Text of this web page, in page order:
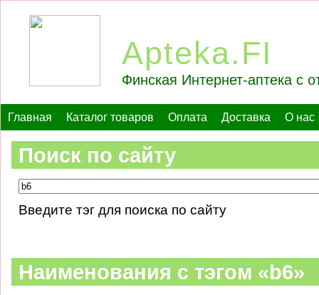
Apteka.FI
Финская Интернет-аптека с
Главная Каталог товаров Оплата Доставка О нас
Поиск по сайту
Введите тэг для поиска по сайту
Наименования c тэгом «b6»